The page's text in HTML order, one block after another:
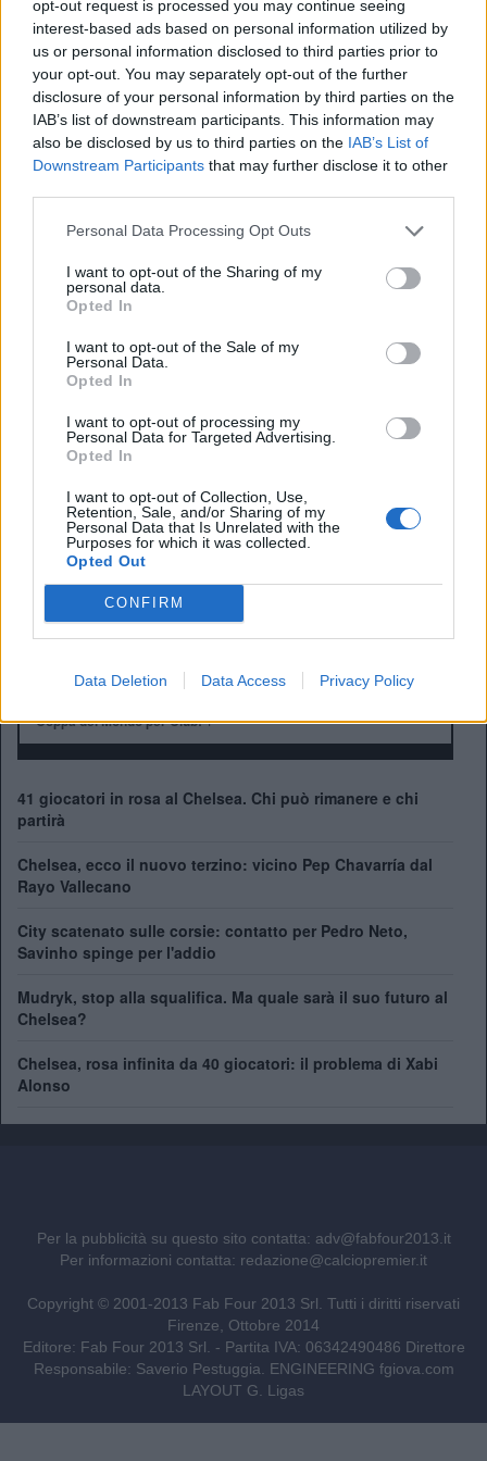
opt-out request is processed you may continue seeing
interest-based ads based on personal information utilized by
us or personal information disclosed to third parties prior to
your opt-out. You may separately opt-out of the further
disclosure of your personal information by third parties on the
IAB’s list of downstream participants. This information may
also be disclosed by us to third parties on the IAB’s List of
Downstream Participants that may further disclose it to other
Personal Data Processing Opt Outs
I want to opt-out of the Sharing of my
personal data.
Opted In
I want to opt-out of the Sale of my
Personal Data.
Opted In
I want to opt-out of processing my
Personal Data for Targeted Advertising.
Opted In
I want to opt-out of Collection, Use,
Retention, Sale, and/or Sharing of my
Personal Data that Is Unrelated with the
Purposes for which it was collected.
Opted Out
CONFIRM
Data Deletion Data Access Privacy Policy
l’estate successiva.
REDAZIONE
Twitter @Calciopremier
Anno di Fondazione:1905
Stadio:Stamford Bridge (41.837)
Londra
Presidente: Todd Boehly
Manager:Enzo Maresca
ALBO D'ORO
League Cup:5
Champions League:
Coppa del Mondo per Club:1
41 giocatori in rosa al Chelsea. Chi può rimanere e chi
partirà
Chelsea, ecco il nuovo terzino: vicino Pep Chavarría dal
Rayo Vallecano
City scatenato sulle corsie: contatto per Pedro Neto,
Savinho spinge per l'addio
Mudryk, stop alla squalifica. Ma quale sarà il suo futuro al
Chelsea?
Chelsea, rosa infinita da 40 giocatori: il problema di Xabi
Alonso
Per la pubblicità su questo sito contatta: adv@fabfour2013.it
Per informazioni contatta: redazione@calciopremier.it
Copyright © 2001-2013 Fab Four 2013 Srl. Tutti i diritti riservati
Firenze, Ottobre 2014
Editore: Fab Four 2013 Srl. - Partita IVA: 06342490486 Direttore
Responsabile: Saverio Pestuggia. ENGINEERING fgiova.com
LAYOUT G. Ligas